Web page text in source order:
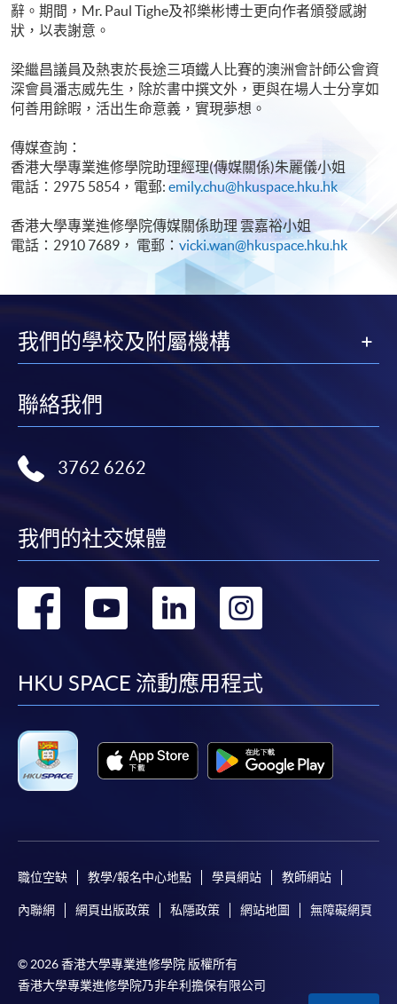
辭。期間，Mr. Paul Tighe及祁樂彬博士更向作者頒發感謝
狀，以表謝意。
梁繼昌議員及熱衷於長途三項鐵人比賽的澳洲會計師公會資
深會員潘志威先生，除於書中撰文外，更與在場人士分享如
何善用餘暇，活出生命意義，實現夢想。
傳媒查詢：
香港大學專業進修學院助理經理(傳媒關係)朱麗儀小姐
電話：2975 5854，電郵: emily.chu@hkuspace.hku.hk
香港大學專業進修學院傳媒關係助理 雲嘉裕小姐
電話：2910 7689， 電郵： vicki.wan@hkuspace.hku.hk
我們的學校及附屬機構
聯絡我們
3762 6262
我們的社交媒體
轉
facebook
轉
youtube
轉
linkedin
轉
HKU SPACE 流動應用程式
職位空缺 教學/報名中心地點 學員網站 教師網站
內聯網 網頁出版政策 私隱政策 網站地圖 無障礙網頁
© 2026 香港大學專業進修學院 版權所有
香港大學專業進修學院乃非牟利擔保有限公司